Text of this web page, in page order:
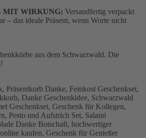
MIT WIRKUNG: Versandfertig verpackt
– das ideale Präsent, wenn Worte nicht
aus dem Schwarzwald. Die
Präsentkorb Danke, Feinkost Geschenkset,
Danke Geschenkidee, Schwarzwald
Geschenkset, Geschenk für Kollegen,
Pesto und Aufstrich Set, Salami
Danke Botschaft, hochwertiger
kaufen, Geschenk für Genießer